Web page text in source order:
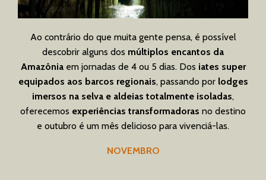
Ao contrário do que muita gente pensa, é possível
descobrir alguns dos múltiplos encantos da
Amazônia em jornadas de 4 ou 5 dias. Dos iates super
equipados aos barcos regionais, passando por lodges
imersos na selva e aldeias totalmente isoladas,
oferecemos experiências transformadoras no destino
e outubro é um mês delicioso para vivenciá-las.
NOVEMBRO